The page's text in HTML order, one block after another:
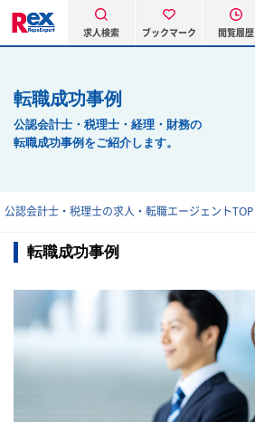
求人検索 ブックマーク 閲覧履歴
転職成功事例
公認会計士・税理士・経理・財務の
転職成功事例をご紹介します。
公認会計士・税理士の求人・転職エージェントTOP
転職成功事例